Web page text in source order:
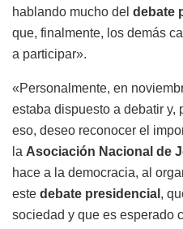
hablando mucho del debate
que, finalmente, los demás
a participar».
«Personalmente, en
estaba dispuesto a debatir y,
eso, deseo reconocer el
la Asociación Nacional de
hace a la democracia, al
este debate presidencial ,
sociedad y que es esperado